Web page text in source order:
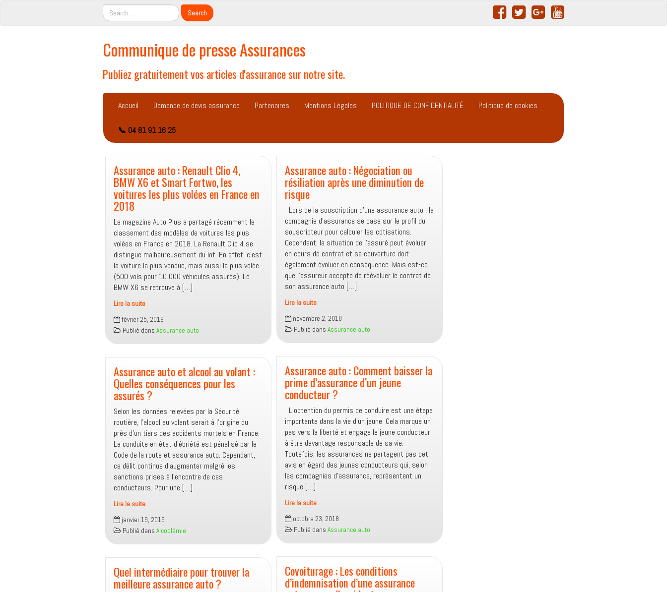
Communique de presse Assurances
Publiez gratuitement vos articles d'assurance sur notre site.
Accueil Demande de devis assurance Partenaires Mentions Légales POLITIQUE DE CONFIDENTIALITÉ Politique de cookies
📞 04 81 91 16 25
Assurance auto : Renault Clio 4,
BMW X6 et Smart Fortwo, les
voitures les plus volées en France en
2018
Le magazine Auto Plus a partagé récemment le
classement des modèles de voitures les plus
volées en France en 2018. La Renault Clio 4 se
distingue malheureusement du lot. En effet, c’est
la voiture la plus vendue, mais aussi la plus volée
(500 vols pour 10 000 véhicules assurés). Le
BMW X6 se retrouve à […]
Lire la suite
Assurance
auto :
Renault
Clio
4,
BMW
X6
et
Smart
Fortwo,
les
voitures
les
plus
volées
en
France
en
février 25, 2019
Publié dans Assurance auto
Assurance auto et alcool au volant :
Quelles conséquences pour les
assurés ?
Selon les données relevées par la Sécurité
routière, l’alcool au volant serait à l’origine du
près d’un tiers des accidents mortels en France.
La conduite en état d’ébriété est pénalisé par le
Code de la route et assurance auto. Cependant,
ce délit continue d’augmenter malgré les
sanctions prises à l’encontre de ces
conducteurs. Pour une […]
Lire la suite
Assurance
auto
et
alcool
au
volant
janvier 19, 2019
Publié dans Alcoolémie
Quel intermédiaire pour trouver la
meilleure assurance auto ?
Assurance auto : Négociation ou
résiliation après une diminution de
risque
Lors de la souscription d’une assurance auto , la
compagnie d’assurance se base sur le profil du
souscripteur pour calculer les cotisations.
Cependant, la situation de l’assuré peut évoluer
en cours de contrat et sa couverture doit
également évoluer en conséquence. Mais est-ce
que l’assureur accepte de réévaluer le contrat de
son assurance auto […]
Lire la suite
Assurance
auto :
Négociation
ou
résiliation
après
une
diminution
de
risque
novembre 2, 2018
Publié dans Assurance auto
Assurance auto : Comment baisser la
prime d’assurance d’un jeune
conducteur ?
L’obtention du permis de conduire est une étape
importante dans la vie d’un jeune. Cela marque un
pas vers la liberté et engage le jeune conducteur
à être davantage responsable de sa vie.
Toutefois, les assurances ne partagent pas cet
avis en égard des jeunes conducteurs qui, selon
les compagnies d’assurance, représentent un
risque […]
Lire la suite
Assurance
auto :
Comment
baisser
la
prime
d’assurance
d’un
octobre 23, 2018
Publié dans Assurance auto
Covoiturage : Les conditions
d’indemnisation d’une assurance